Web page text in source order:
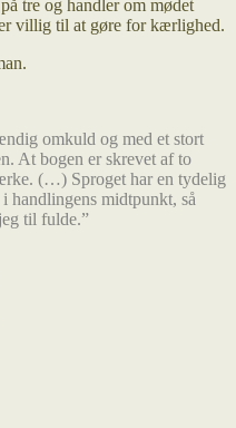
tre og handler om mødet
villig til at gøre for kærlighed.
omkuld og med et stort
At bogen er skrevet af to
(…) Sproget har en tydelig
handlingens midtpunkt, så
til fulde.”